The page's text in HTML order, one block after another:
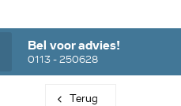
Bel voor advies!
0113 - 250628
Terug